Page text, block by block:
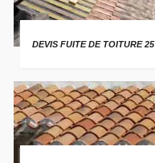
DEVIS FUITE DE TOITURE 25